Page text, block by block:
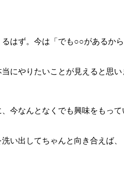
はず。今は「でも○○があるか
にやりたいことが見えると思い
今なんとなくでも興味をもっ
い出してちゃんと向き合えば